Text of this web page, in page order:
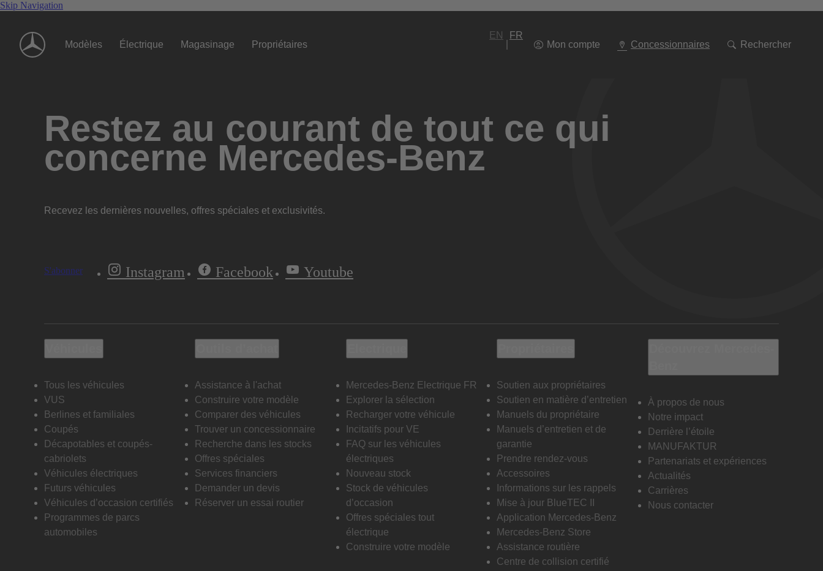
Skip Navigation
Modèles Électrique Magasinage Propriétaires
EN
FR
Mon compte
Concessionnaires Rechercher
à
Restez au courant de tout ce qui
concerne Mercedes-Benz
Recevez les dernières nouvelles, offres spéciales et exclusivités.
S'abonner Instagram Facebook Youtube
Tous les véhicules
VUS
Berlines et familiales
Coupés
Décapotables et coupés-
cabriolets
Véhicules électriques
Futurs véhicules
Véhicules d’occasion certifiés
Programmes de parcs
automobiles
Assistance à l'achat
Construire votre modèle
Comparer des véhicules
Trouver un concessionnaire
Recherche dans les stocks
Offres spéciales
Services financiers
Demander un devis
Réserver un essai routier
Mercedes-Benz Electrique FR
Explorer la sélection
Recharger votre véhicule
Incitatifs pour VE
FAQ sur les véhicules
électriques
Nouveau stock
Stock de véhicules
d’occasion
Offres spéciales tout
électrique
Construire votre modèle
Soutien aux propriétaires
Soutien en matière d’entretien
Manuels du propriétaire
Manuels d’entretien et de
garantie
Prendre rendez-vous
Accessoires
Informations sur les rappels
Mise à jour BlueTEC II
Application Mercedes-Benz
Mercedes-Benz Store
Assistance routière
Centre de collision certifié
À propos de nous
Notre impact
Derrière l’étoile
MANUFAKTUR
Partenariats et expériences
Actualités
Carrières
Nous contacter